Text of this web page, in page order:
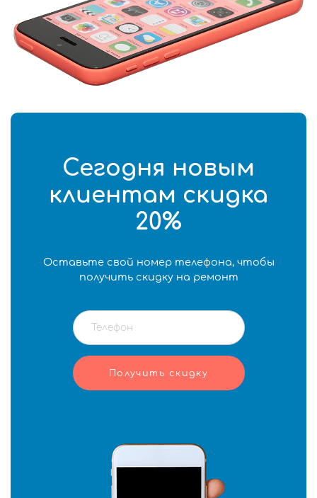
Сегодня новым
клиентам скидка
20%
Оставьте свой номер телефона, чтобы
получить скидку на ремонт